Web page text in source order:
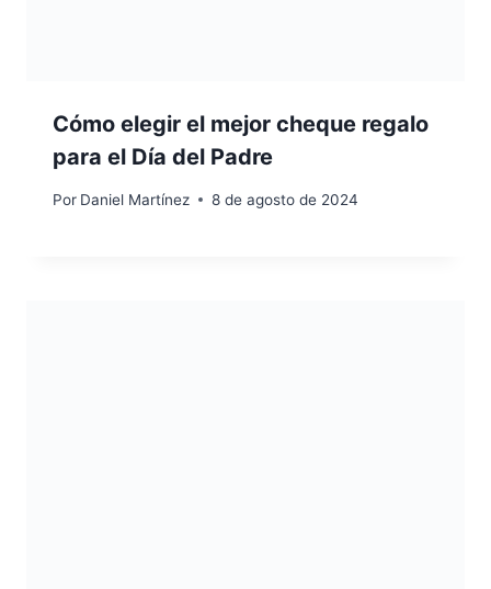
Cómo elegir el mejor cheque regalo
para el Día del Padre
Por Daniel Martínez 8 de agosto de 2024